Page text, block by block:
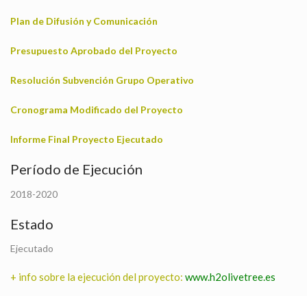
Plan de Difusión y Comunicación
Presupuesto Aprobado del Proyecto
Resolución Subvención Grupo Operativo
Cronograma Modificado del Proyecto
Informe Final Proyecto Ejecutado
Período de Ejecución
2018-2020
Estado
Ejecutado
+ info sobre la ejecución del proyecto: www.h2olivetree.es